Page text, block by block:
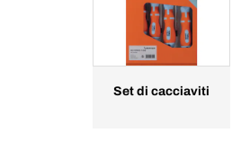
Set di cacciaviti